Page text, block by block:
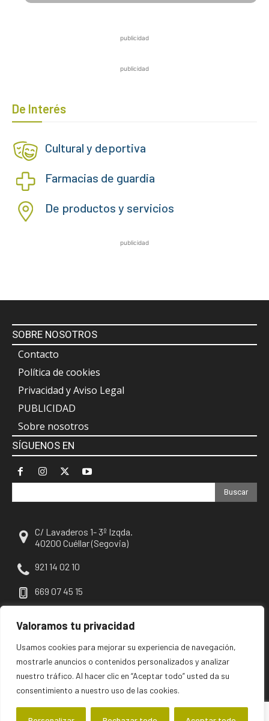
Valoramos tu privacidad
Usamos cookies para mejorar su experiencia de navegación,
mostrarle anuncios o contenidos personalizados y analizar
nuestro tráfico. Al hacer clic en “Aceptar todo” usted da su
consentimiento a nuestro uso de las cookies.
publicidad
publicidad
De Interés
Cultural y deportiva
Farmacias de guardia
De productos y servicios
publicidad
SOBRE NOSOTROS
Contacto
Política de cookies
Privacidad y Aviso Legal
PUBLICIDAD
Sobre nosotros
SÍGUENOS EN
Buscar
C/ Lavaderos 1- 3º Izqda.
40200 Cuéllar (Segovia)
921 14 02 10
669 07 45 15